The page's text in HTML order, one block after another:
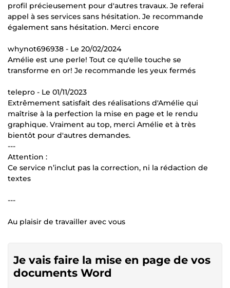
profil précieusement pour d'autres travaux. Je referai
appel à ses services sans hésitation. Je recommande
également sans hésitation. Merci encore
whynot696938 - Le 20/02/2024
Amélie est une perle! Tout ce qu'elle touche se
transforme en or! Je recommande les yeux fermés
telepro - Le 01/11/2023
Extrêmement satisfait des réalisations d'Amélie qui
maîtrise à la perfection la mise en page et le rendu
graphique. Vraiment au top, merci Amélie et à très
bientôt pour d'autres demandes.
---
Attention :
Ce service n’inclut pas la correction, ni la rédaction de
textes
---
Au plaisir de travailler avec vous
Je vais faire la mise en page de vos
documents Word